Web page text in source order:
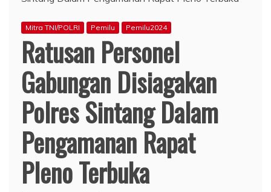
Mitra TNI/POLRI Pemilu Pemilu2024
Ratusan Personel
Gabungan Disiagakan
Polres Sintang Dalam
Pengamanan Rapat
Pleno Terbuka